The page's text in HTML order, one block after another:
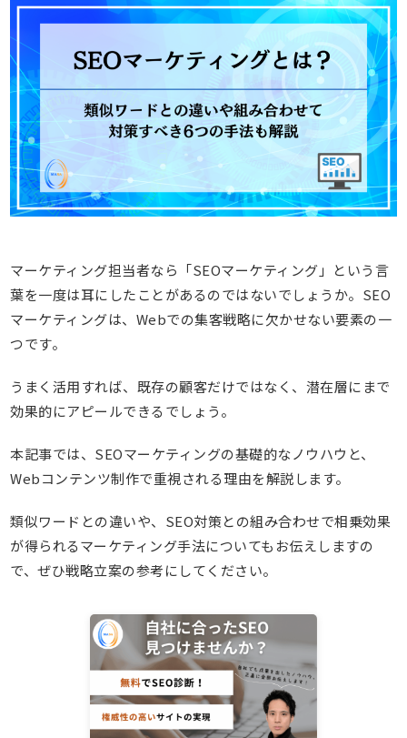
マーケティング担当者なら「SEOマーケティング」という言
葉を一度は耳にしたことがあるのではないでしょうか。SEO
マーケティングは、Webでの集客戦略に欠かせない要素の一
つです。
うまく活用すれば、既存の顧客だけではなく、潜在層にまで
効果的にアピールできるでしょう。
本記事では、SEOマーケティングの基礎的なノウハウと、
Webコンテンツ制作で重視される理由を解説します。
類似ワードとの違いや、SEO対策との組み合わせで相乗効果
が得られるマーケティング手法についてもお伝えしますの
で、ぜひ戦略立案の参考にしてください。